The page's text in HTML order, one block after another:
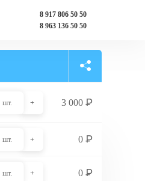
8 917 806 50 50
8 963 136 50 50
шт. + 3 000₽
шт. + 0₽
шт. + 0₽